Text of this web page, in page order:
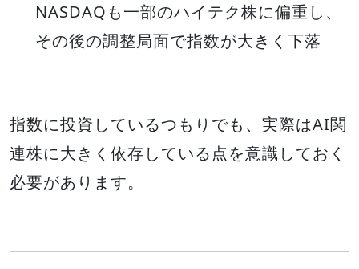
NASDAQも一部のハイテク株に偏重し、
その後の調整局面で指数が大きく下落
指数に投資しているつもりでも、実際はAI関
連株に大きく依存している点を意識しておく
必要があります。